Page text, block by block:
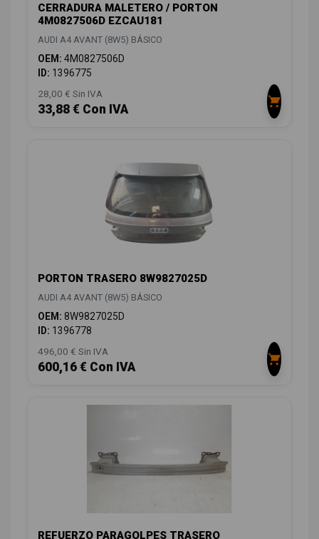
CERRADURA MALETERO / PORTON
4M0827506D EZCAU181
AUDI A4 AVANT (8W5) BÁSICO
OEM: 4M0827506D
ID: 1396775
28,00 € Sin IVA
33,88 € Con IVA
PORTON TRASERO 8W9827025D
AUDI A4 AVANT (8W5) BÁSICO
OEM: 8W9827025D
ID: 1396778
496,00 € Sin IVA
600,16 € Con IVA
REFUERZO PARAGOLPES TRASERO